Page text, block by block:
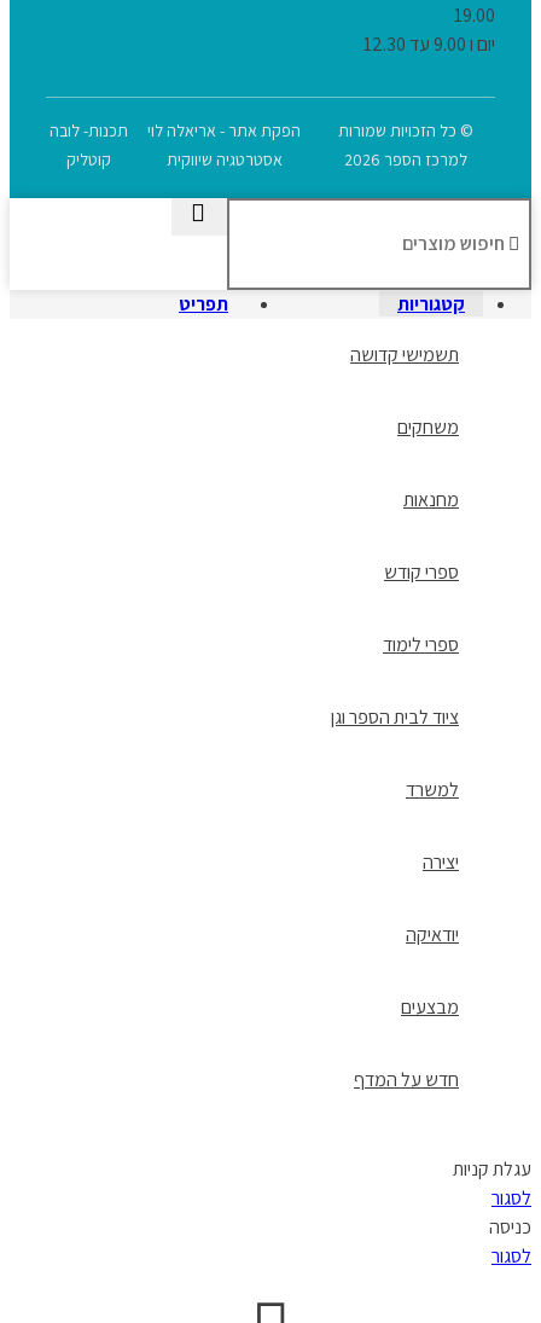
19.00
יום ו 9.00 עד 12.30
© כל הזכויות שמורות
למרכז הספר 2026
הפקת אתר - אריאלה לוי
אסטרטגיה שיווקית
תכנות- לובה
קוטליק
תפריט
קטגוריות
תשמישי קדושה
משחקים
מחנאות
ספרי קודש
ספרי לימוד
ציוד לבית הספר וגן
למשרד
יצירה
יודאיקה
מבצעים
חדש על המדף
עגלת קניות
לסגור
כניסה
לסגור